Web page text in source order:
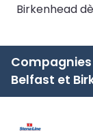
Birkenhead
Belfast et